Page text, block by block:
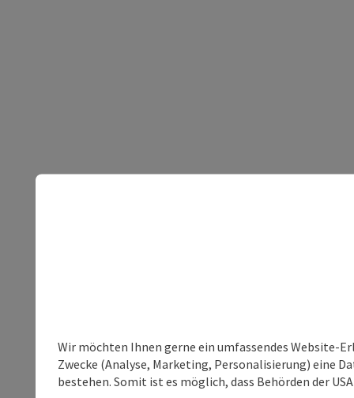
Wir möchten Ihnen gerne ein umfassendes Website-
Zwecke (Analyse, Marketing, Personalisierung) eine
bestehen. Somit ist es möglich, dass Behörden der